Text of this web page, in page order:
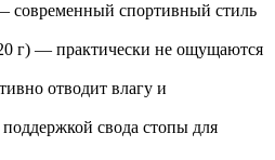
современный спортивный стиль
г) — практически не ощущаются
отводит влагу и
свода стопы для